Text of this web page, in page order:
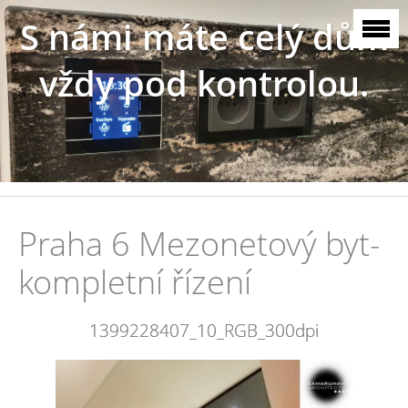
S námi máte celý dům
vždy pod kontrolou.
Praha 6 Mezonetový byt-
kompletní řízení
1399228407_10_RGB_300dpi